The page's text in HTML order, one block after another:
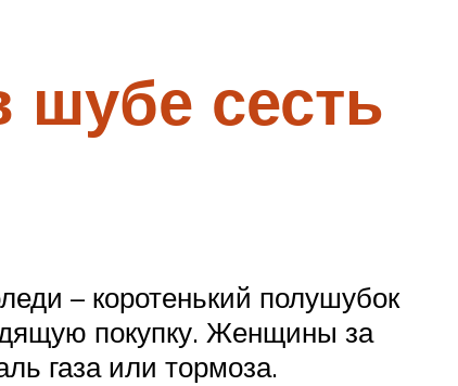
шубе сесть
– коротенький полушубок
покупку. Женщины за
газа или тормоза.